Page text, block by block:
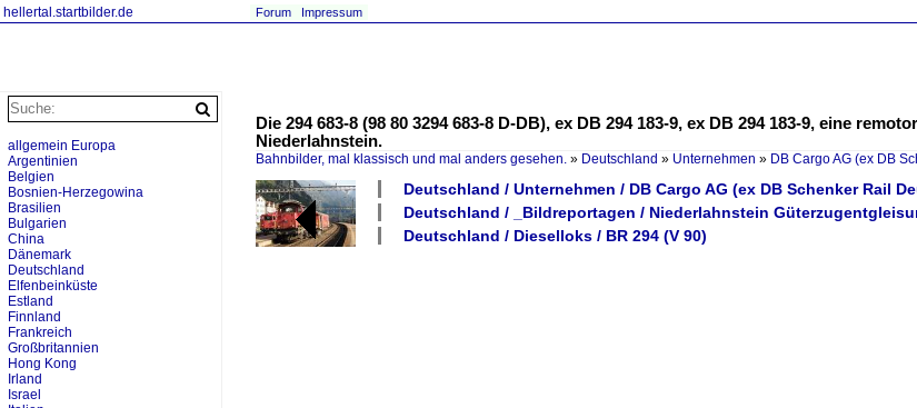
hellertal.startbilder.de Forum Impressum
Die 294 683-8 (98 80 3294 683-8 D-DB), ex DB 294 183-9, ex DB 294 183-9, eine
Niederlahnstein.
Bahnbilder, mal klassisch und mal anders gesehen. » Deutschland » Unternehmen » DB Cargo AG (ex DB
Deutschland / Unternehmen / DB Cargo AG (ex DB Schenker Rail
Deutschland / _Bildreportagen / Niederlahnstein
Deutschland / Dieselloks / BR 294 (V 90)
allgemein Europa
Argentinien
Belgien
Bosnien-Herzegowina
Brasilien
Bulgarien
China
Dänemark
Deutschland
Elfenbeinküste
Estland
Finnland
Frankreich
Großbritannien
Hong Kong
Irland
Israel